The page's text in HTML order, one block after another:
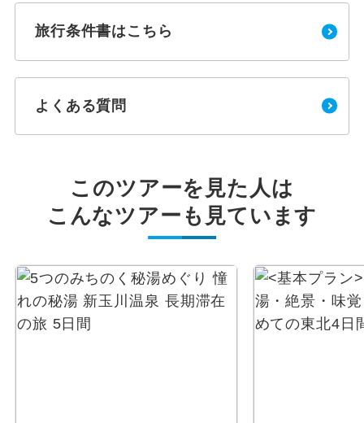
旅行条件書はこちら
よくある質問
このツアーを見た人は
こんなツアーも見ています